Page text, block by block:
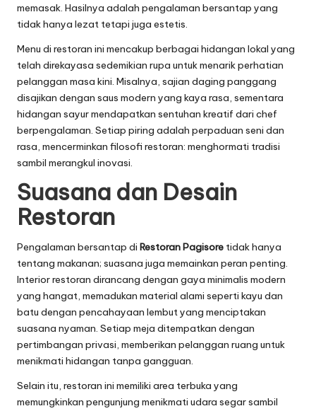
memasak. Hasilnya adalah pengalaman bersantap yang
tidak hanya lezat tetapi juga estetis.
Menu di restoran ini mencakup berbagai hidangan lokal yang
telah direkayasa sedemikian rupa untuk menarik perhatian
pelanggan masa kini. Misalnya, sajian daging panggang
disajikan dengan saus modern yang kaya rasa, sementara
hidangan sayur mendapatkan sentuhan kreatif dari chef
berpengalaman. Setiap piring adalah perpaduan seni dan
rasa, mencerminkan filosofi restoran: menghormati tradisi
sambil merangkul inovasi.
Suasana dan Desain
Restoran
Pengalaman bersantap di Restoran Pagisore tidak hanya
tentang makanan; suasana juga memainkan peran penting.
Interior restoran dirancang dengan gaya minimalis modern
yang hangat, memadukan material alami seperti kayu dan
batu dengan pencahayaan lembut yang menciptakan
suasana nyaman. Setiap meja ditempatkan dengan
pertimbangan privasi, memberikan pelanggan ruang untuk
menikmati hidangan tanpa gangguan.
Selain itu, restoran ini memiliki area terbuka yang
memungkinkan pengunjung menikmati udara segar sambil